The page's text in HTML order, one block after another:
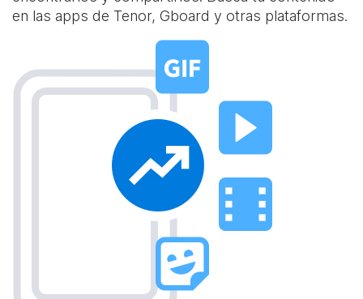
en las apps de Tenor, Gboard y otras plataformas.